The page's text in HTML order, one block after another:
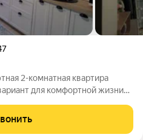
2-комнатная квартира
для комфортной жизни